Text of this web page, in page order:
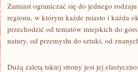
Zamiast ograniczać się do jednego
regionu, w którym każde miasto i każda
przechodzić od tematów miejskich do
natury, od przemysłu do sztuki, od
Dużą zaletą takiej strony jest jej